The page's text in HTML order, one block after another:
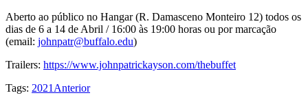
Aberto ao público no Hangar (R. Damasceno Monteiro 12) todos os
dias de 6 a 14 de Abril / 16:00 às 19:00 horas ou por marcação
(email: johnpatr@buffalo.edu)
Trailers: https://www.johnpatrickayson.com/thebuffet
Tags: 2021 Anterior